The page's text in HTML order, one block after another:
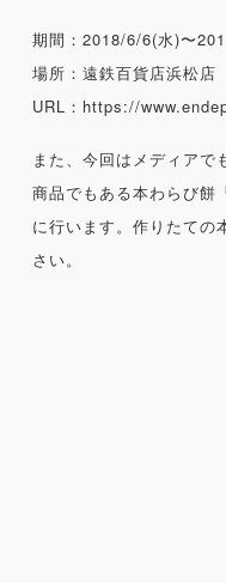
期間：2018/6/6(水)〜
場所：遠鉄百貨店浜松
URL： https://
また、今回はメディアで
商品でもある本わらび餅
に行います。作りたての
さい。